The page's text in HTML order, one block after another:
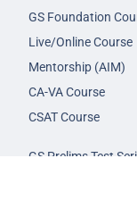
GS Foundation
Live/Online Course
Mentorship (AIM)
CA-VA Course
CSAT Course
GS Prelims Test